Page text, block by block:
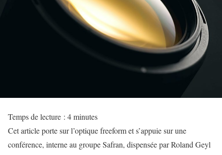
Temps de lecture : 4minutes
Cet article porte sur l’optique freeform et s’appuie sur une
conférence, interne au groupe Safran, dispensée par Roland Geyl